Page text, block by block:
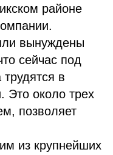
районе
вынуждены
сейчас под
в
Это около трех
позволяет
из крупнейших